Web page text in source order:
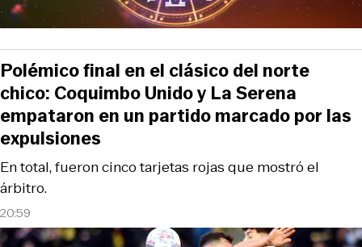
20:59
En total, fueron cinco tarjetas rojas que mostró el
árbitro.
Polémico final en el clásico del norte
chico: Coquimbo Unido y La Serena
empataron en un partido marcado por las
expulsiones